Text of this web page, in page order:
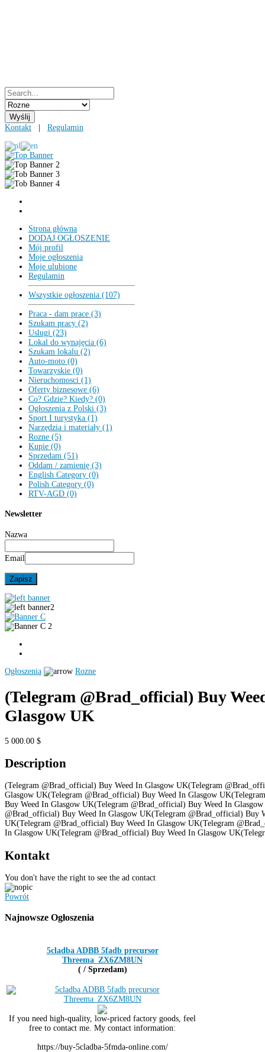
Kontakt Regulamin
Strona główna
DODAJ OGŁOSZENIE
Mój profil
Moje ogłoszenia
Moje ulubione
Regulamin
Wszystkie ogłoszenia (107)
Praca - dam prace (3)
Szukam pracy (2)
Uslugi (23)
Lokal do wynajęcia (6)
Szukam lokalu (2)
Auto-moto (0)
Towarzyskie (0)
Nieruchomosci (1)
Oferty biznesowe (6)
Co? Gdzie? Kiedy? (0)
Ogłoszenia z Polski (3)
Sport I turystyka (1)
Narzędzia i materiały (1)
Rozne (5)
Kupie (0)
Sprzedam (51)
Oddam / zamienię (3)
English Category (0)
Polish Category (0)
RTV-AGD (0)
Newsletter
Nazwa
Email
Ogłoszenia Rozne
(Telegram @Brad_official) Buy
Glasgow UK
5 000.00 $
Description
(Telegram @Brad_official) Buy Weed In Glasgow UK(Telegram
Glasgow UK(Telegram @Brad_official) Buy Weed In Glasgow
Buy Weed In Glasgow UK(Telegram @Brad_official) Buy Weed In
@Brad_official) Buy Weed In Glasgow UK(Telegram @Brad_official) Buy
UK(Telegram @Brad_official) Buy Weed In Glasgow UK(Telegram
In Glasgow UK(Telegram @Brad_official) Buy Weed In Glasgow
Kontakt
You don't have the right to see the ad contact
Powrót
Najnowsze Ogłoszenia
5cladba ADBB 5fadb precursor
Threema_ZX6ZM8UN
( / Sprzedam)
If you need high-quality, low-priced factory goods, feel
free to contact me. My contact information:
https://buy-5cladba-5fmda-online.com/